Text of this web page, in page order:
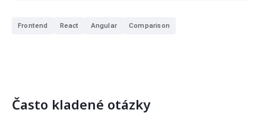
Frontend React Angular Comparison
Často kladené otázky